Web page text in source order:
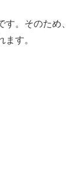
。そのため、
す。